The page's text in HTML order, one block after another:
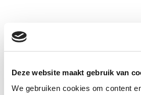
Deze website maakt gebruik van
We gebruiken cookies om content